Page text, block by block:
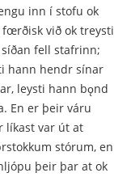
inn í stofu ok
við ok treysti
fell stafrinn;
hann hendr sínar
leysti hann bǫnd
En er þeir váru
líkast var út at
stórum, en
þeir þar at ok